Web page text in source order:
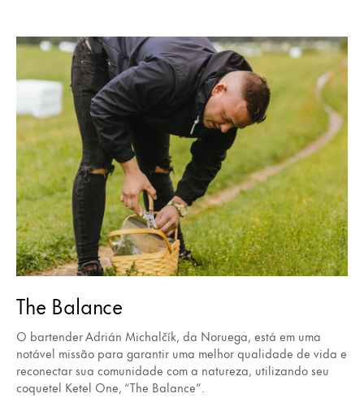
The Balance
O bartender Adrián Michalčík, da Noruega, está em uma
notável missão para garantir uma melhor qualidade de vida e
reconectar sua comunidade com a natureza, utilizando seu
coquetel Ketel One, “The Balance”.